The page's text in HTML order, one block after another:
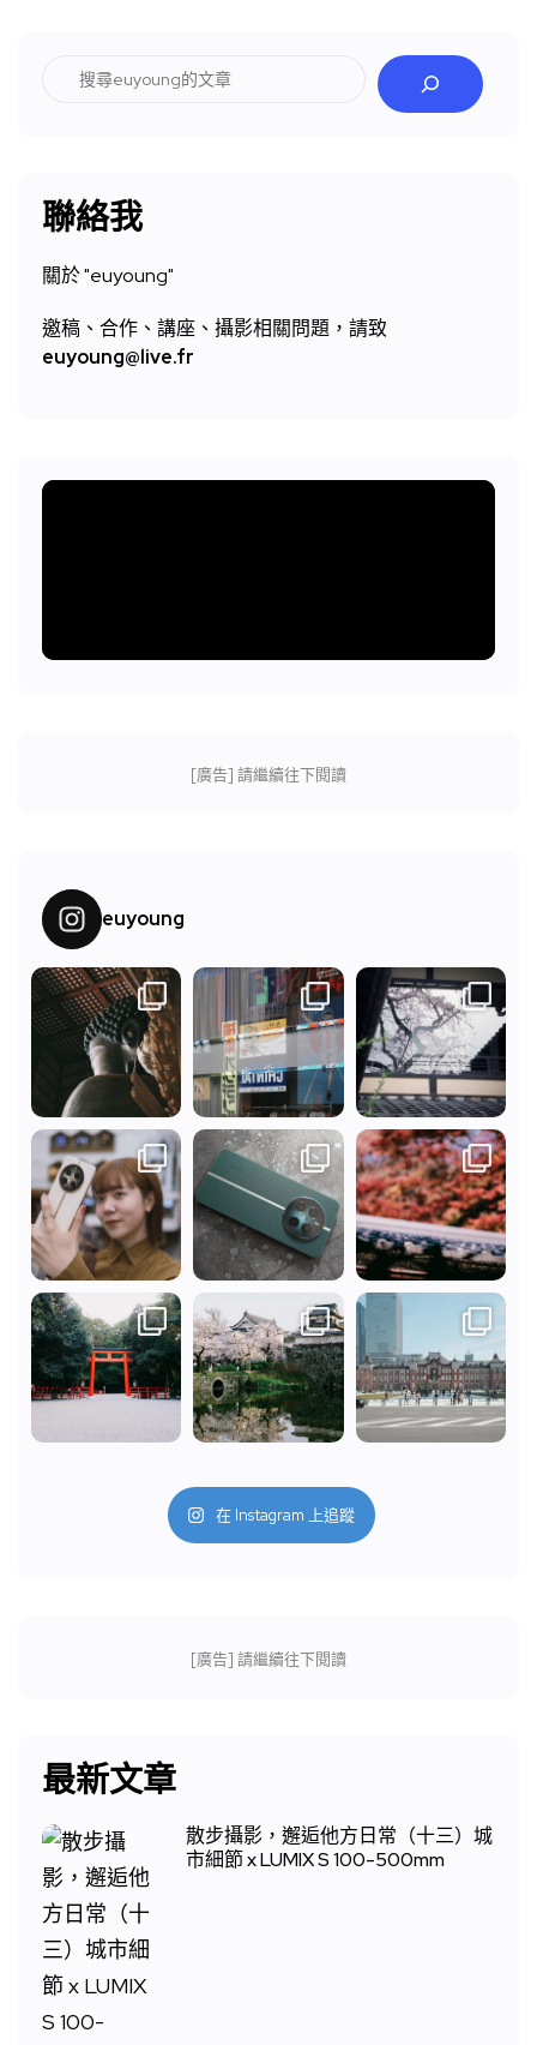
聯絡我
關於 "euyoung"
邀稿、合作、講座、攝影相關問題，請致
euyoung@live.fr
[廣告] 請繼續往下閱讀
euyoung
在 Instagram 上追蹤
[廣告] 請繼續往下閱讀
最新文章
散步攝影，邂逅他方日常（十三）城
市細節 x LUMIX S 100-500mm